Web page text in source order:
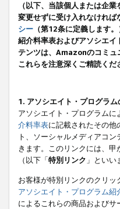
（以下、当該個人または企
変更せずに受け入れなけれ
シー （第12条に定義します
紹介料率表およびアソシエ
テンツは、Amazonのコミュ
これらを注意深くご精読くだ
1. アソシエイト・プログラム
アソシエイト・プログラムに
介料率表に記載されたその他
ト、ソーシャルメディアコ
きます。このリンクには、甲
（以下「特別リンク 」といい
お客様が特別リンクのクリ
アソシエイト・プログラム紹
によるこれらの商品および